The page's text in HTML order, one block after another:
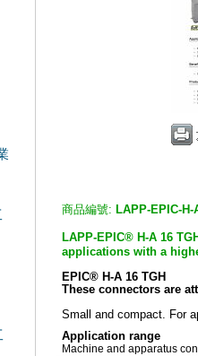
商品編號: LAPP-EPIC-H-
LAPP-EPIC® H-A 16
applications with a
EPIC® H-A 16 TGH
These connectors are
Small and compact. For
Application range
Machine and apparatus